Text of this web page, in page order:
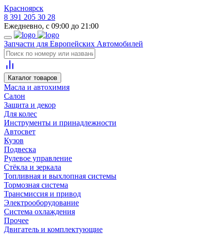
Красноярск
8 391 205 30 28
Ежедневно, с 09:00 до 21:00
Запчасти для Европейских Автомобилей
Каталог товаров
Масла и автохимия
Салон
Защита и декор
Для колес
Инструменты и принадлежности
Автосвет
Кузов
Подвеска
Рулевое управление
Стёкла и зеркала
Топливная и выхлопная системы
Тормозная система
Трансмиссия и привод
Электрооборудование
Система охлаждения
Прочее
Двигатель и комплектующие